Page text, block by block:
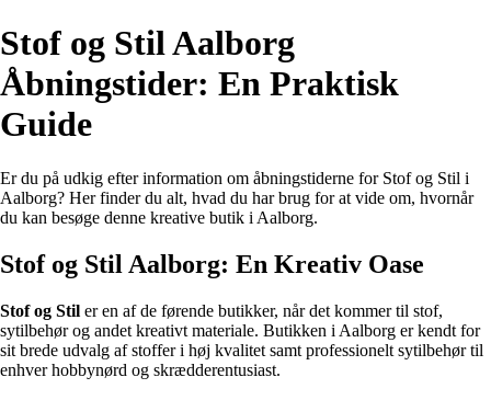
Stof og Stil Aalborg
Åbningstider: En Praktisk
Guide
Er du på udkig efter information om åbningstiderne for Stof og Stil i
Aalborg? Her finder du alt, hvad du har brug for at vide om, hvornår
du kan besøge denne kreative butik i Aalborg.
Stof og Stil Aalborg: En Kreativ Oase
Stof og Stil er en af de førende butikker, når det kommer til stof,
sytilbehør og andet kreativt materiale. Butikken i Aalborg er kendt for
sit brede udvalg af stoffer i høj kvalitet samt professionelt sytilbehør til
enhver hobbynørd og skrædderentusiast.